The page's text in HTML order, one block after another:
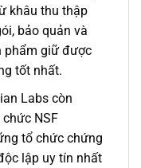
khâu thu thập
bảo quản và
phẩm giữ được
tốt nhất.
Labs còn
NSF
tổ chức chứng
lập uy tín nhất